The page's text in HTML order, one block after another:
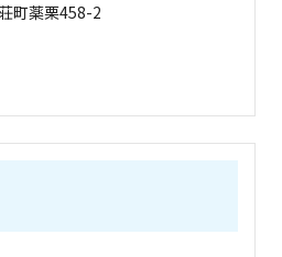
町薬栗458-2